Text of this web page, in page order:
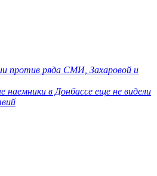
против ряда СМИ, Захаровой и
наемники в Донбассе еще не видели